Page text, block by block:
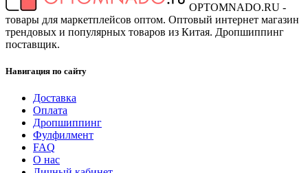
OPTOMNADO.RU -
товары для маркетплейсов оптом. Оптовый интернет магазин
трендовых и популярных товаров из Китая. Дропшиппинг
поставщик.
Навигация по сайту
Доставка
Оплата
Дропшиппинг
Фулфилмент
FAQ
О нас